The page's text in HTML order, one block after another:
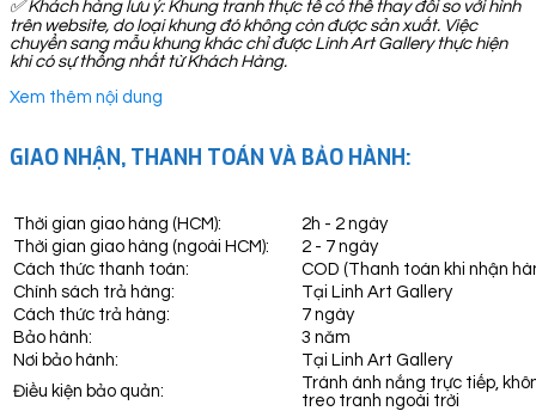
✅Khách hàng lưu ý: Khung tranh thực tế có thể thay đổi so với hình
trên website, do loại khung đó không còn được sản xuất. Việc
chuyển sang mẫu khung khác chỉ được Linh Art Gallery thực hiện
khi có sự thống nhất từ Khách Hàng.
Xem thêm nội dung
GIAO NHẬN, THANH TOÁN VÀ BẢO HÀNH:
Thời gian giao hàng (HCM):
2h - 2 ngày
Thời gian giao hàng (ngoài HCM):
2 - 7 ngày
Cách thức thanh toán:
COD (Thanh toán khi nhận
Chính sách trả hàng:
Tại Linh Art Gallery
Cách thức trả hàng:
7 ngày
Bảo hành:
3 năm
Nơi bảo hành:
Tại Linh Art Gallery
Điều kiện bảo quản:
Tránh ánh nắng trực tiếp,
treo tranh ngoài trời